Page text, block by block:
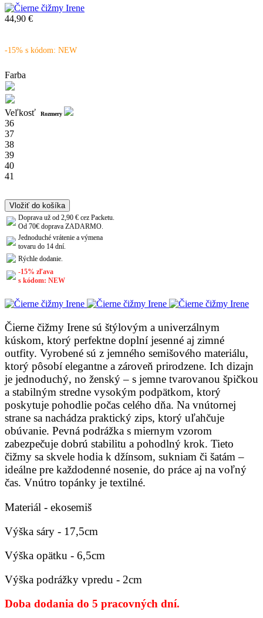
44,90 €
-15% s kódom: NEW
Farba
Veľkosť Rozmery
36
37
38
39
40
41
Vložiť do košíka
Doprava už od 2,90 € cez Packetu.
Od 70€ doprava ZADARMO.
Jednoduché vrátenie a výmena
tovaru do 14 dní.
Rýchle dodanie.
-15% zľava
s kódom: NEW
Čierne čižmy Irene sú štýlovým a univerzálnym
kúskom, ktorý perfektne doplní jesenné aj zimné
outfity. Vyrobené sú z jemného semišového materiálu,
ktorý pôsobí elegantne a zároveň prirodzene. Ich dizajn
je jednoduchý, no ženský – s jemne tvarovanou špičkou
a stabilným stredne vysokým podpätkom, ktorý
poskytuje pohodlie počas celého dňa. Na vnútornej
strane sa nachádza praktický zips, ktorý uľahčuje
obúvanie. Pevná podrážka s miernym vzorom
zabezpečuje dobrú stabilitu a pohodlný krok. Tieto
čižmy sa skvele hodia k džínsom, sukniam či šatám –
ideálne pre každodenné nosenie, do práce aj na voľný
čas. Vnútro topánky je textilné.
Materiál - ekosemiš
Výška sáry - 17,5cm
Výška opätku - 6,5cm
Výška podrážky vpredu - 2cm
Doba dodania do 5 pracovných dní.